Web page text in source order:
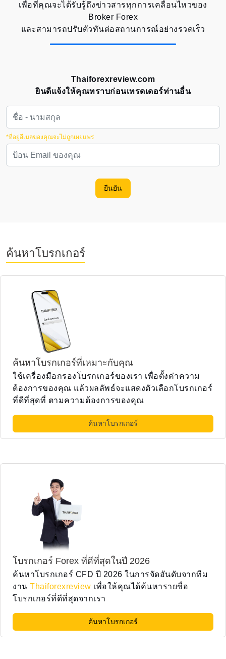
เพื่อที่คุณจะได้รับรู้ถึงข่าวสารทุกการเคลื่อนไหวของ
Broker Forex
และสามารถปรับตัวทันต่อสถานการณ์อย่างรวดเร็ว
Thaiforexreview.com
ยินดีแจ้งให้คุณทราบก่อนเทรดเดอร์ท่านอื่น
*ที่อยู่อีเมลของคุณจะไม่ถูกเผยแพร่
ยืนยัน
ค้นหาโบรกเกอร์
ค้นหาโบรกเกอร์ที่เหมาะกับคุณ
ใช้เครื่องมือกรองโบรกเกอร์ของเรา เพื่อตั้งค่าความ
ต้องการของคุณ แล้วผลลัพธ์จะแสดงตัวเลือกโบรกเกอร์
ที่ดีที่สุดที่ ตามความต้องการของคุณ
ค้นหาโบรกเกอร์
โบรกเกอร์ Forex ที่ดีที่สุดในปี 2026
ค้นหาโบรกเกอร์ CFD ปี 2026 ในการจัดอันดับจากทีม
งาน Thaiforexreview เพื่อให้คุณได้ค้นหารายชื่อ
โบรกเกอร์ที่ดีที่สุดจากเรา
ค้นหาโบรกเกอร์